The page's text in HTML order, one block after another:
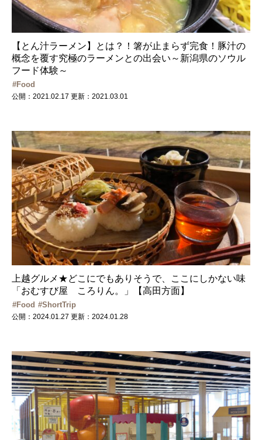
【とん汁ラーメン】とは？！箸が止まらず完食！豚汁の
概念を覆す究極のラーメンとの出会い～新潟県のソウル
フード体験～
Food
公開：2021.02.17 更新：2021.03.01
上越グルメ★どこにでもありそうで、ここにしかない味
「おむすび屋 ころりん。」【高田方面】
Food ShortTrip
公開：2024.01.27 更新：2024.01.28